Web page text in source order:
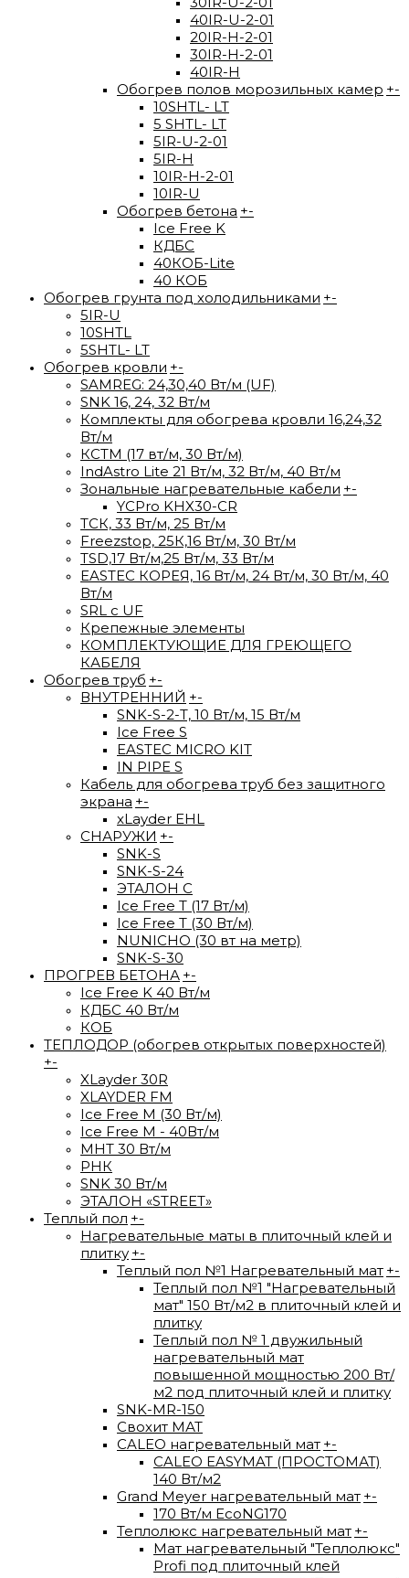
40IR-U-2-01
20IR-H-2-01
30IR-H-2-01
40IR-H
Обогрев полов морозильных камер +-
10SHTL- LT
5 SHTL- LT
5IR-U-2-01
5IR-H
10IR-H-2-01
10IR-U
Обогрев бетона +-
Ice Free K
КДБС
40КОБ-Lite
40 КОБ
Обогрев грунта под холодильниками +-
5IR-U
10SHTL
5SHTL- LT
Обогрев кровли +-
SAMREG: 24,30,40 Вт/м (UF)
SNK 16, 24, 32 Вт/м
Комплекты для обогрева кровли 16,24,32
Вт/м
КСТМ (17 вт/м, 30 Вт/м)
IndAstro Lite 21 Вт/м, 32 Вт/м, 40 Вт/м
Зональные нагревательные кабели +-
YCPro KHX30-CR
ТСК, 33 Вт/м, 25 Вт/м
Freezstop, 25К,16 Вт/м, 30 Вт/м
TSD,17 Вт/м,25 Вт/м, 33 Вт/м
EASTEC КОРЕЯ, 16 Вт/м, 24 Вт/м, 30 Вт/м, 40
Вт/м
SRL с UF
Крепежные элементы
КОМПЛЕКТУЮЩИЕ ДЛЯ ГРЕЮЩЕГО
КАБЕЛЯ
Обогрев труб +-
ВНУТРЕННИЙ +-
SNK-S-2-T, 10 Вт/м, 15 Вт/м
Ice Free S
EASTEC MICRO KIT
IN PIPE S
Кабель для обогрева труб без защитного
экрана +-
xLayder EHL
СНАРУЖИ +-
SNK-S
SNK-S-24
ЭТАЛОН С
Ice Free T (17 Вт/м)
Ice Free T (30 Вт/м)
NUNICHO (30 вт на метр)
SNK-S-30
ПРОГРЕВ БЕТОНА +-
Ice Free K 40 Вт/м
КДБС 40 Вт/м
КОБ
ТЕПЛОДОР (обогрев открытых поверхностей)
+-
XLayder 30R
XLAYDER FM
Ice Free М (30 Вт/м)
Ice Free M - 40Вт/м
МНТ 30 Вт/м
РНК
SNK 30 Вт/м
ЭТАЛОН «STREET»
Теплый пол +-
Нагревательные маты в плиточный клей и
плитку +-
Теплый пол №1 Нагревательный мат +-
Теплый пол №1 "Нагревательный
мат" 150 Вт/м2 в плиточный клей и
плитку
Теплый пол № 1 двужильный
нагревательный мат
повышенной мощностью 200 Вт/
м2 под плиточный клей и плитку
SNK-MR-150
Свохит МАТ
CALEO нагревательный мат +-
CALEO EASYMAT (ПРОСТОМАТ)
140 Вт/м2
Grand Meyer нагревательный мат +-
170 Вт/м EcoNG170
Теплолюкс нагревательный мат +-
Мат нагревательный "Теплолюкс"
Profi под плиточный клей